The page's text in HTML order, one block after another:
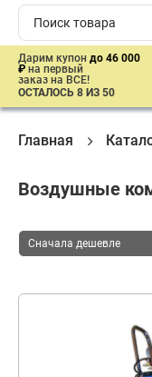
Дарим купон до 46 000
₽ на первый
заказ на ВСЕ!
ОСТАЛОСЬ 8 ИЗ 50
Главная
Воздушные
Сначала дешевле